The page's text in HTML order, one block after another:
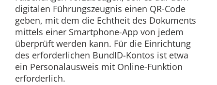
digitalen Führungszeugnis einen QR-Code
geben, mit dem die Echtheit des Dokuments
mittels einer Smartphone-App von jedem
überprüft werden kann. Für die Einrichtung
des erforderlichen BundID-Kontos ist etwa
ein Personalausweis mit Online-Funktion
erforderlich.